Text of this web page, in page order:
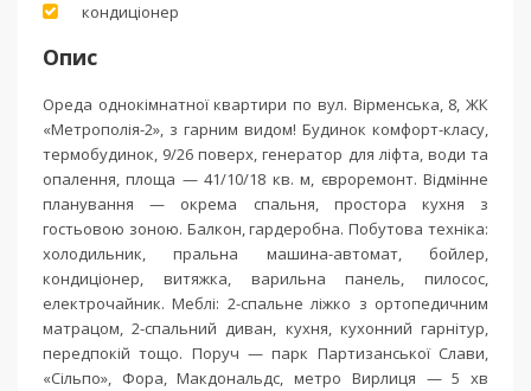
кондиціонер
Опис
Ореда однокімнатної квартири по вул. Вірменська, 8, ЖК
«Метрополія-2», з гарним видом! Будинок комфорт-класу,
термобудинок, 9/26 поверх, генератор для ліфта, води та
опалення, площа — 41/10/18 кв. м, євроремонт. Відмінне
планування — окрема спальня, простора кухня з
гостьовою зоною. Балкон, гардеробна. Побутова техніка:
холодильник, пральна машина-автомат, бойлер,
кондиціонер, витяжка, варильна панель, пилосос,
електрочайник. Меблі: 2-спальне ліжко з ортопедичним
матрацом, 2-спальний диван, кухня, кухонний гарнітур,
передпокій тощо. Поруч — парк Партизанської Слави,
«Сільпо», Фора, Макдональдс, метро Вирлиця — 5 хв